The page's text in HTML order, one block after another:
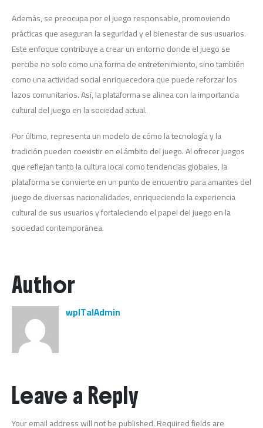
Además, se preocupa por el juego responsable, promoviendo
prácticas que aseguran la seguridad y el bienestar de sus usuarios.
Este enfoque contribuye a crear un entorno donde el juego se
percibe no solo como una forma de entretenimiento, sino también
como una actividad social enriquecedora que puede reforzar los
lazos comunitarios. Así, la plataforma se alinea con la importancia
cultural del juego en la sociedad actual.
Por último, representa un modelo de cómo la tecnología y la
tradición pueden coexistir en el ámbito del juego. Al ofrecer juegos
que reflejan tanto la cultura local como tendencias globales, la
plataforma se convierte en un punto de encuentro para amantes del
juego de diversas nacionalidades, enriqueciendo la experiencia
cultural de sus usuarios y fortaleciendo el papel del juego en la
sociedad contemporánea.
Author
wpITalAdmin
Leave a Reply
Your email address will not be published.Required fields are